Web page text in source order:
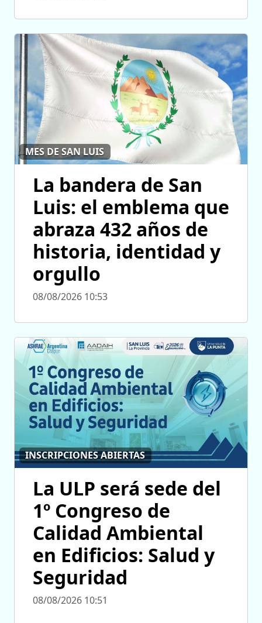
MES DE SAN LUIS
La bandera de San
Luis: el emblema que
abraza 432 años de
historia, identidad y
orgullo
08/08/2026 10:53
INSCRIPCIONES ABIERTAS
La ULP será sede del
1º Congreso de
Calidad Ambiental
en Edificios: Salud y
Seguridad
08/08/2026 10:51